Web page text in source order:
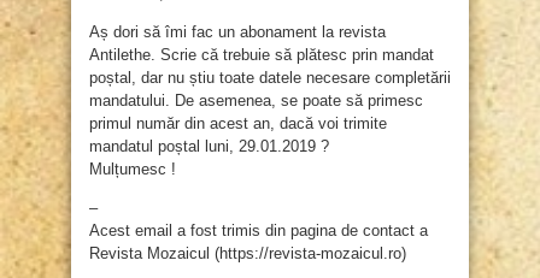
Aș dori să îmi fac un abonament la revista
Antilethe. Scrie că trebuie să plătesc prin mandat
poștal, dar nu știu toate datele necesare completării
mandatului. De asemenea, se poate să primesc
primul număr din acest an, dacă voi trimite
mandatul poștal luni, 29.01.2019 ?
Mulțumesc !
–
Acest email a fost trimis din pagina de contact a
Revista Mozaicul (https://revista-mozaicul.ro)